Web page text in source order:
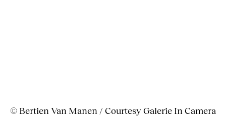
© Bertien Van Manen / Courtesy Galerie In Camera